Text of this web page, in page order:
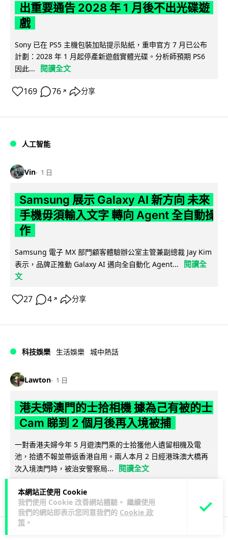
本網站正使用 Cookie
我們使用 Cookie 改善網站體驗。 繼續使用
我們的網站即表示您同意我們的 Cookie 政
策 。
出重要通告 2028 年 1 月後不出光碟遊
戲
Sony 已在 PS5 主機包裝加貼提示貼紙，重申官方 7 月已公布
計劃：2028 年 1 月起停產新遊戲實體光碟。分析師預期 PS6
因此...
閱讀全文
169 76 ↗ 分享
人工智能
Vin 1 日
Samsung 展示 Galaxy AI 新方向 未來
手機毋須輸入文字 轉向 Agent 全自動操
作
Samsung 電子 MX 部門顧客體驗辦公室主管兼副總裁 Jay Kim
表示，品牌正推動 Galaxy AI 邁向全自動化 Agent...
閱讀全
文
27 4 ↗ 分享
科技娛樂 生活娛樂 城中熱話
Lawton 1 日
港夫婦澳門的士拾相機 據為己有被的士
Cam 睇到 2 個月後再入境被捕
一對香港夫婦今年 5 月遊澳門乘的士拾獲他人遺留相機及電
池，拾遺不報並帶返香港自用。兩人本月 2 日經港珠澳大橋再
次入境澳門時，被治安警察局...
閱讀全文
532 75 ↗ 分享